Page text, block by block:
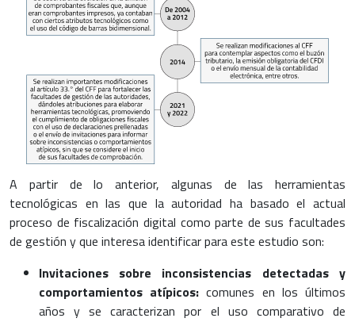
A partir de lo anterior, algunas de las herramientas
tecnológicas en las que la autoridad ha basado el actual
proceso de fiscalización digital como parte de sus facultades
de gestión y que interesa identificar para este estudio son:
Invitaciones sobre inconsistencias detectadas y
comportamientos atípicos: comunes en los últimos
años y se caracterizan por el uso comparativo de